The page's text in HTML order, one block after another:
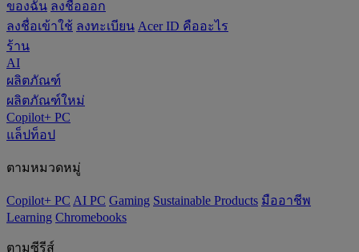
ของฉัน ลงชื่อออก
ลงชื่อเข้าใช้ ลงทะเบียน Acer ID คืออะไร
ร้าน
AI
ผลิตภัณฑ์
ผลิตภัณฑ์ใหม่
Copilot+ PC
แล็ปท็อป
ตามหมวดหมู่
Copilot+ PC AI PC Gaming ‌Sustainable Products มืออาชีพ
‌Learning Chromebooks
ตามซีรีส์